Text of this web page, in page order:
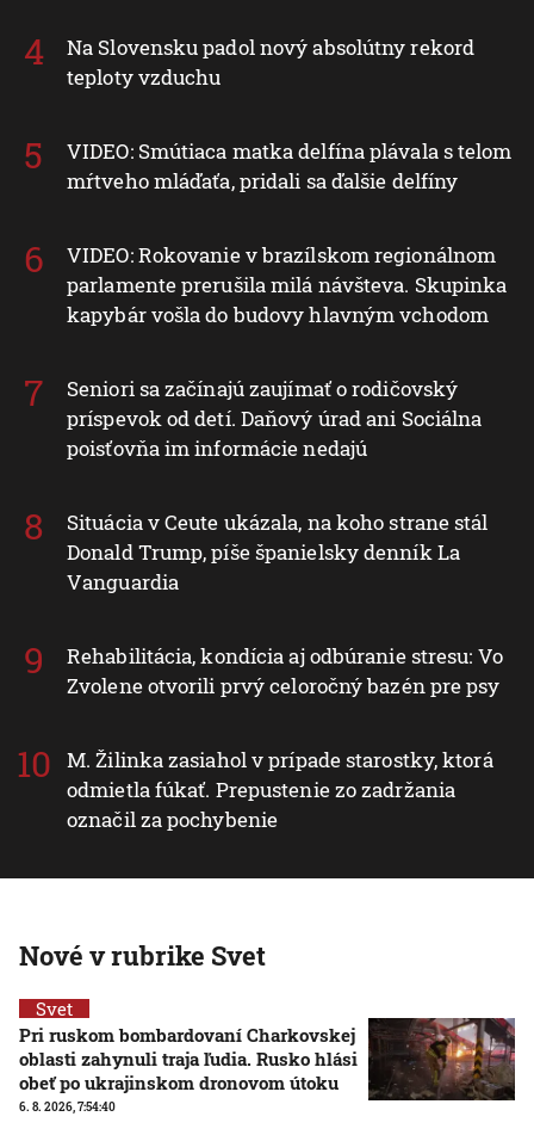
Na Slovensku padol nový absolútny rekord
teploty vzduchu
VIDEO: Smútiaca matka delfína plávala s telom
mŕtveho mláďaťa, pridali sa ďalšie delfíny
VIDEO: Rokovanie v brazílskom regionálnom
parlamente prerušila milá návšteva. Skupinka
kapybár vošla do budovy hlavným vchodom
Seniori sa začínajú zaujímať o rodičovský
príspevok od detí. Daňový úrad ani Sociálna
poisťovňa im informácie nedajú
Situácia v Ceute ukázala, na koho strane stál
Donald Trump, píše španielsky denník La
Vanguardia
Rehabilitácia, kondícia aj odbúranie stresu: Vo
Zvolene otvorili prvý celoročný bazén pre psy
M. Žilinka zasiahol v prípade starostky, ktorá
odmietla fúkať. Prepustenie zo zadržania
označil za pochybenie
Nové v rubrike Svet
Svet
Pri ruskom bombardovaní Charkovskej
oblasti zahynuli traja ľudia. Rusko hlási
obeť po ukrajinskom dronovom útoku
6. 8. 2026, 7:54:40